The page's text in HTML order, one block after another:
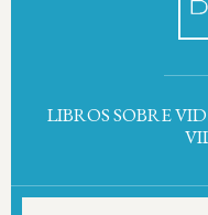
LIBROS SOBRE